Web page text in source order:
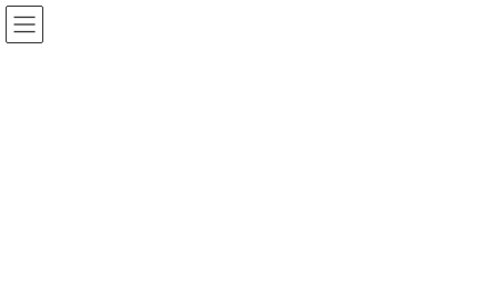
コ
ン
ナ
ビ